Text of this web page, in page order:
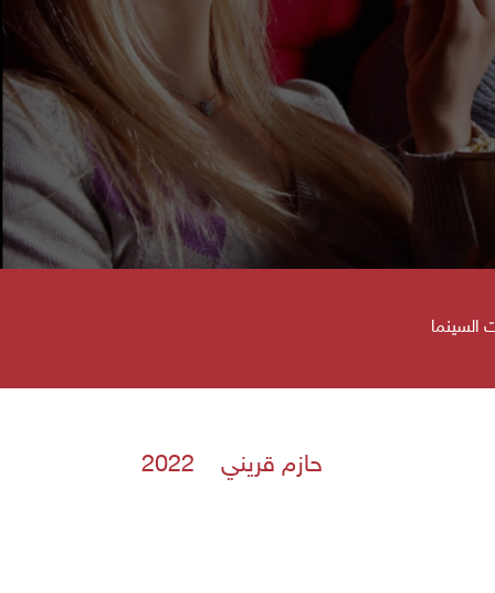
السينما
حازم قريني 2022